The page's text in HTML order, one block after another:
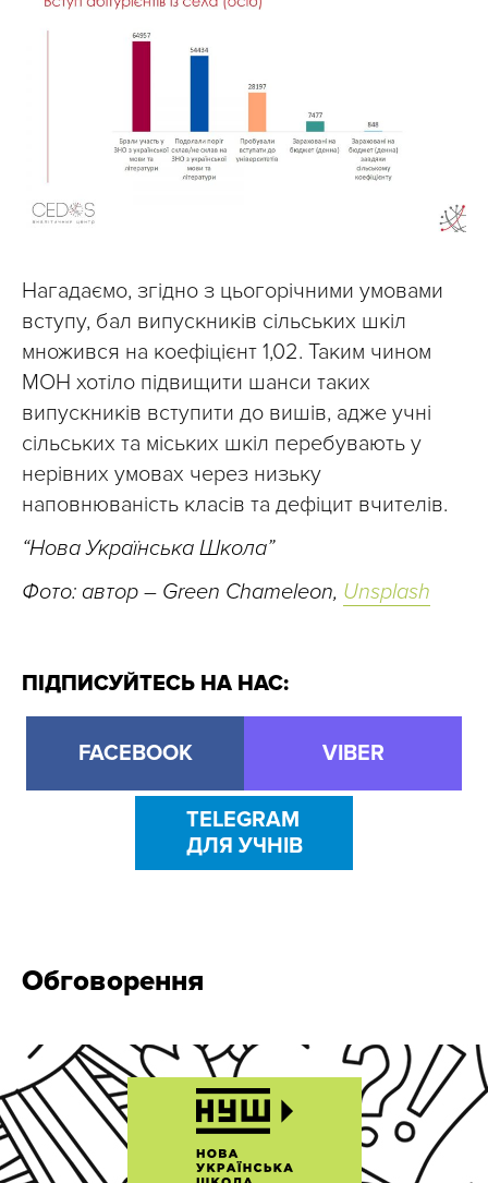
Нагадаємо, згідно з цьогорічними умовами
вступу, бал випускників сільських шкіл
множився на коефіцієнт 1,02. Таким чином
МОН хотіло підвищити шанси таких
випускників вступити до вишів, адже учні
сільських та міських шкіл перебувають у
нерівних умовах через низьку
наповнюваність класів та дефіцит вчителів.
“Нова Українська Школа”
Фото: автор – Green Chameleon, Unsplash
ПІДПИСУЙТЕСЬ НА НАС:
FACEBOOK VIBER
TELEGRAM
ДЛЯ УЧНІВ
Обговорення